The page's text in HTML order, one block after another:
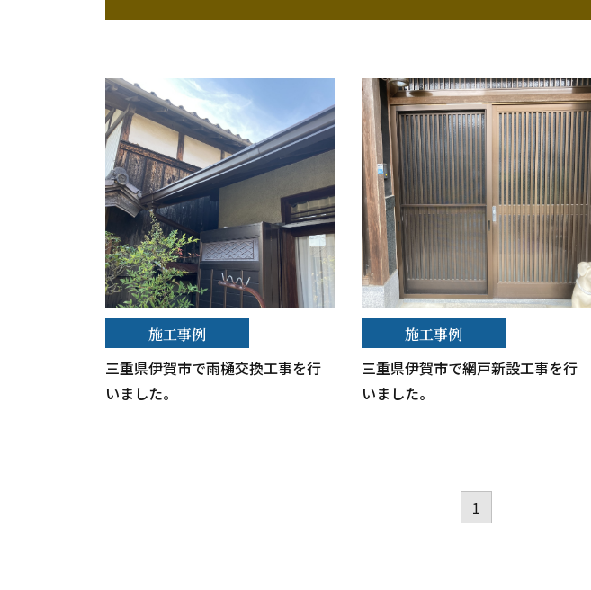
施工事例
三重県伊賀市で雨樋交換工事を行
いました。
施工事例
三重県伊賀市で網戸新設工事を行
いました。
1